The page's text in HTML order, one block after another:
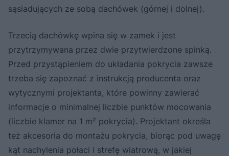
sąsiadujących ze sobą dachówek (górnej i dolnej).
Trzecią dachówkę wpina się w zamek i jest
przytrzymywana przez dwie przytwierdzone spinką.
Przed przystąpieniem do układania pokrycia zawsze
trzeba się zapoznać z instrukcją producenta oraz
wytycznymi projektanta, które powinny zawierać
informacje o minimalnej liczbie punktów mocowania
(liczbie klamer na 1 m² pokrycia). Projektant określa
też akcesoria do montażu pokrycia, biorąc pod uwagę
kąt nachylenia połaci i strefę wiatrową, w jakiej